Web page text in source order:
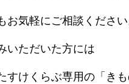
お気軽にご相談ください
いただいた方には
すけくらぶ専用の「き